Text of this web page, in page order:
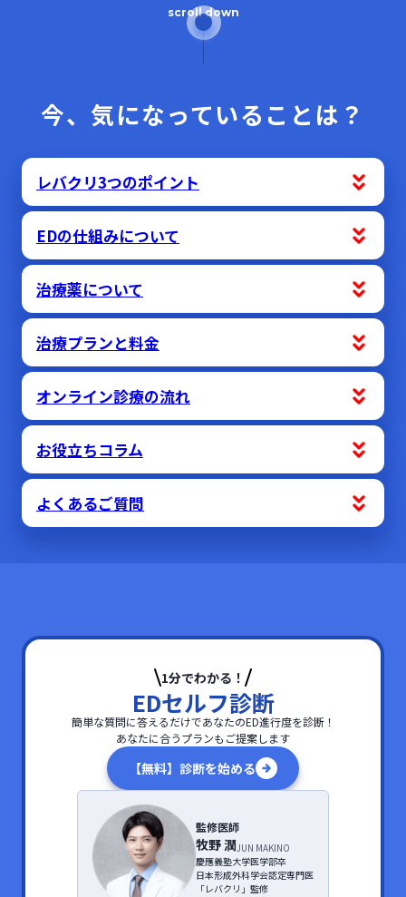
scroll down
今、気になっていることは？
レバクリ3つのポイント
EDの仕組みについて
治療薬について
治療プランと料金
オンライン診療の流れ
お役立ちコラム
よくあるご質問
1分でわかる！
EDセルフ診断
簡単な質問に答えるだけであなたのED進行度を診断！
あなたに合うプランもご提案します
【無料】診断を始める
監修医師
牧野 潤JUN MAKINO
慶應義塾大学医学部卒
日本形成外科学会認定専門医
「レバクリ」監修